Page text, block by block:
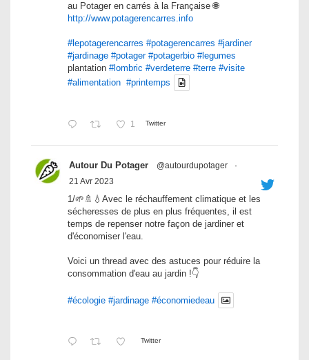
au Potager en carrés à la Française 🌐
http://www.potagerencarres.info
#lepotagerencarres #potagerencarres #jardiner
#jardinage #potager #potagerbio #legumes
plantation #lombric #verdeterre #terre #visite
#alimentation #printemps
1 Twitter
Autour Du Potager @autourdupotager
·
21 Avr 2023
1/🌱🚿💧Avec le réchauffement climatique et les
sécheresses de plus en plus fréquentes, il est
temps de repenser notre façon de jardiner et
d'économiser l'eau.
Voici un thread avec des astuces pour réduire la
consommation d'eau au jardin !👇
#écologie #jardinage #économiedeau
Twitter